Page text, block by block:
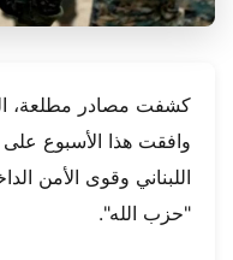
كشفت مصادر مطلعة،
اللبناني وقوى الأمن
"حزب الله".